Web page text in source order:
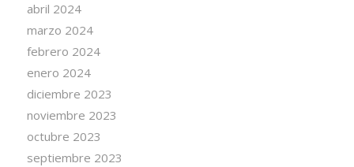
abril 2024
marzo 2024
febrero 2024
enero 2024
diciembre 2023
noviembre 2023
octubre 2023
septiembre 2023